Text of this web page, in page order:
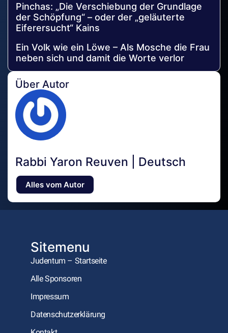
Pinchas: „Die Verschiebung der Grundlage
der Schöpfung“ – oder der „geläuterte
Eiferersucht“ Kains
Ein Volk wie ein Löwe – Als Mosche die Frau
neben sich und damit die Worte verlor
Über Autor
Rabbi Yaron Reuven | Deutsch
Alles vom Autor
Sitemenu
Judentum – Startseite
Alle Sponsoren
Impressum
Datenschutzerklärung